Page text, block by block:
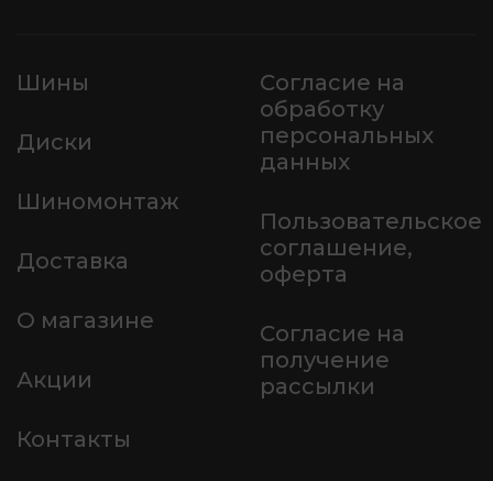
Шины
Диски
Шиномонтаж
Доставка
О магазине
Акции
Контакты
Согласие на
обработку
персональных
данных
Пользовательское
соглашение,
оферта
Согласие на
получение
рассылки